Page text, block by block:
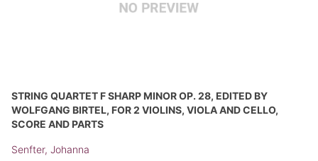
STRING QUARTET F SHARP MINOR OP. 28, EDITED BY
WOLFGANG BIRTEL, FOR 2 VIOLINS, VIOLA AND CELLO,
SCORE AND PARTS
Senfter, Johanna